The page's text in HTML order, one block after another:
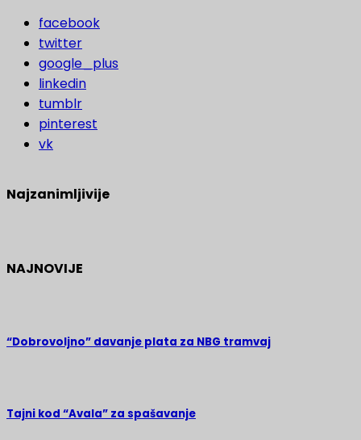
facebook
twitter
google_plus
linkedin
tumblr
pinterest
vk
Najzanimljivije
NAJNOVIJE
“Dobrovoljno” davanje plata za NBG tramvaj
Tajni kod “Avala” za spašavanje